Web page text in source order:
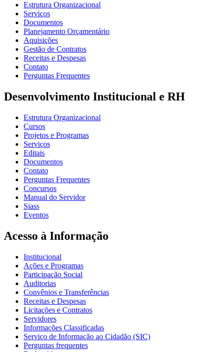
Estrutura Organizacional
Serviços
Documentos
Planejamento Orçamentário
Aquisições
Gestão de Contratos
Receitas e Despesas
Contato
Perguntas Frequentes
Desenvolvimento Institucional e RH
Estrutura Organizacional
Cursos
Projetos e Programas
Serviços
Editais
Documentos
Contato
Perguntas Frequentes
Concursos
Manual do Servidor
Siass
Eventos
Acesso à Informação
Institucional
Ações e Programas
Participação Social
Auditorias
Convênios e Transferências
Receitas e Despesas
Licitações e Contratos
Servidores
Informações Classificadas
Serviço de Informação ao Cidadão (SIC)
Perguntas frequentes